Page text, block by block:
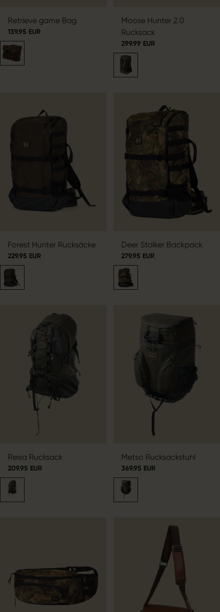
Retrieve game Bag
139.95 EUR
Moose Hunter 2.0
Rucksack
299.99 EUR
Forest Hunter Rucksäcke
229.95 EUR
Deer Stalker Backpack
279.95 EUR
Reisa Rucksack
209.95 EUR
Metso Rucksackstuhl
369.95 EUR